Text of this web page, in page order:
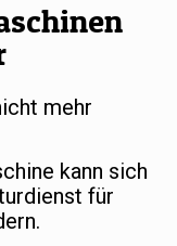
mehr
kann sich
für